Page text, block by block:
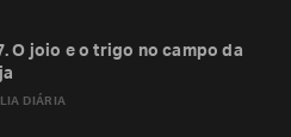
DIÁRIA
O joio e o trigo no campo da